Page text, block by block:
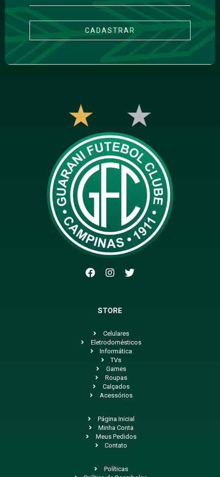
CADASTRAR
STORE
Celulares
Eletrodomésticos
Informática
TVs
Games
Roupas
Calçados
Acessórios
Página Inicial
Minha Conta
Meus Pedidos
Contato
Políticas